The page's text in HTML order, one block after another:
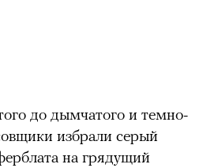
до дымчатого и темно-
избрали серый
на грядущий